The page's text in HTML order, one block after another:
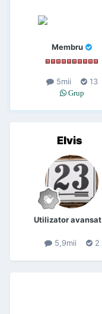
Membru
5mii 13
Grup
Elvis
Utilizator avansat
5,9mii 2